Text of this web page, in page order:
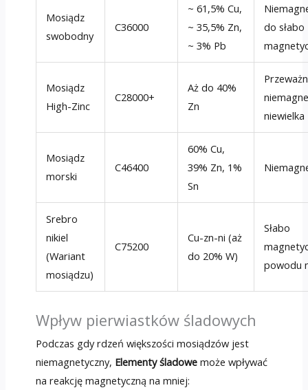
Mosiądz
swobodny
C36000
~ 61,5% Cu,
~ 35,5% Zn,
~ 3% Pb
do słabo
Mosiądz
High-Zinc
C28000+
Aż do 40%
Zn
niewielka
Mosiądz
morski
C46400
60% Cu,
39% Zn, 1%
Sn
Srebro
nikiel
(Wariant
mosiądzu)
C75200
Cu-zn-ni (aż
do 20% W)
Słabo
powodu
Wpływ pierwiastków śladowych
Podczas gdy rdzeń większości mosiądzów jest
niemagnetyczny, Elementy śladowemoże wpływać
na reakcję magnetyczną na mniej: